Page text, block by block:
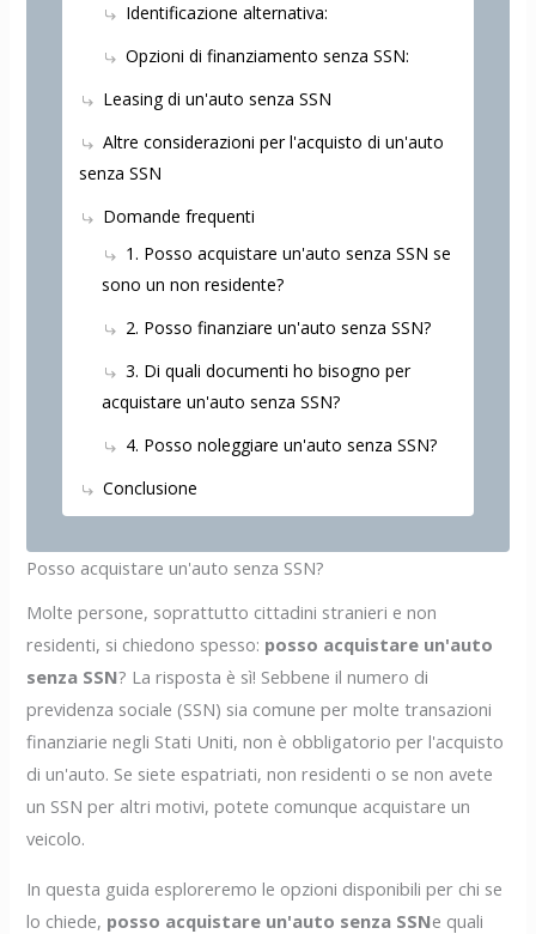
Identificazione alternativa:
Opzioni di finanziamento senza SSN:
Leasing di un'auto senza SSN
Altre considerazioni per l'acquisto di un'auto
senza SSN
Domande frequenti
1. Posso acquistare un'auto senza SSN se
sono un non residente?
2. Posso finanziare un'auto senza SSN?
3. Di quali documenti ho bisogno per
acquistare un'auto senza SSN?
4. Posso noleggiare un'auto senza SSN?
Conclusione
Posso acquistare un'auto senza SSN?
Molte persone, soprattutto cittadini stranieri e non
residenti, si chiedono spesso: posso acquistare un'auto
senza SSN? La risposta è sì! Sebbene il numero di
previdenza sociale (SSN) sia comune per molte transazioni
finanziarie negli Stati Uniti, non è obbligatorio per l'acquisto
di un'auto. Se siete espatriati, non residenti o se non avete
un SSN per altri motivi, potete comunque acquistare un
veicolo.
In questa guida esploreremo le opzioni disponibili per chi se
lo chiede, posso acquistare un'auto senza SSNe quali